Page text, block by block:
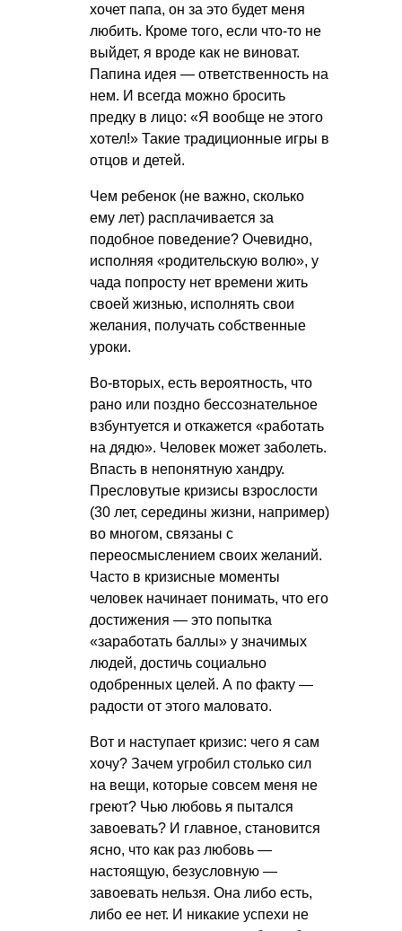
хочет папа, он за это будет меня
любить. Кроме того, если что-то не
выйдет, я вроде как не виноват.
Папина идея — ответственность на
нем. И всегда можно бросить
предку в лицо: «Я вообще не этого
хотел!» Такие традиционные игры в
отцов и детей.
Чем ребенок (не важно, сколько
ему лет) расплачивается за
подобное поведение? Очевидно,
исполняя «родительскую волю», у
чада попросту нет времени жить
своей жизнью, исполнять свои
желания, получать собственные
уроки.
Во-вторых, есть вероятность, что
рано или поздно бессознательное
взбунтуется и откажется «работать
на дядю». Человек может заболеть.
Впасть в непонятную хандру.
Пресловутые кризисы взрослости
(30 лет, середины жизни, например)
во многом, связаны с
переосмыслением своих желаний.
Часто в кризисные моменты
человек начинает понимать, что его
достижения — это попытка
«заработать баллы» у значимых
людей, достичь социально
одобренных целей. А по факту —
радости от этого маловато.
Вот и наступает кризис: чего я сам
хочу? Зачем угробил столько сил
на вещи, которые совсем меня не
греют? Чью любовь я пытался
завоевать? И главное, становится
ясно, что как раз любовь —
настоящую, безусловную —
завоевать нельзя. Она либо есть,
либо ее нет. И никакие успехи не